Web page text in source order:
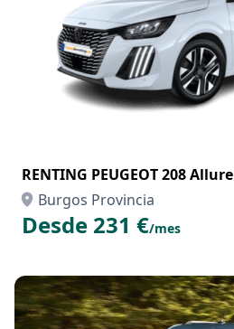
RENTING PEUGEOT 208 Allure
Burgos Provincia
Desde 231 €/mes